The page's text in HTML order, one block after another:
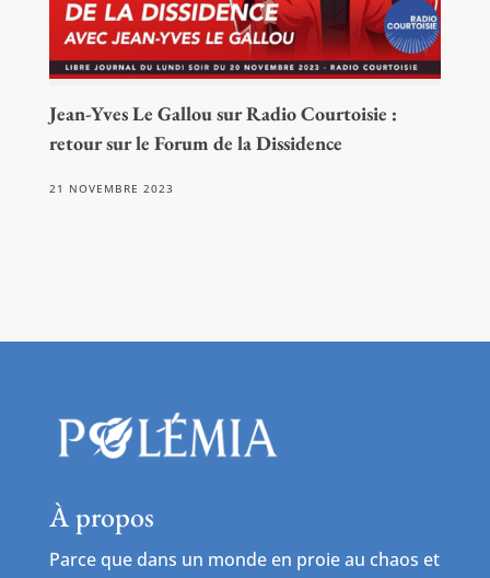
Jean-Yves Le Gallou sur Radio Courtoisie :
retour sur le Forum de la Dissidence
21 NOVEMBRE 2023
À propos
Parce que dans un monde en proie au chaos et